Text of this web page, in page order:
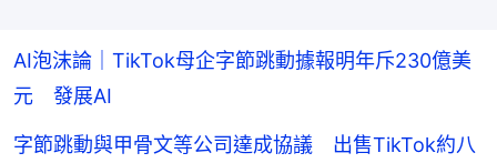
AI泡沫論｜TikTok母企字節跳動據報明年斥230億美
元 發展AI
字節跳動與甲骨文等公司達成協議 出售TikTok約八